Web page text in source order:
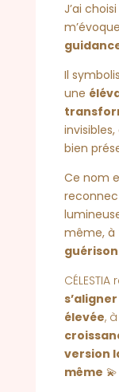
J’ai
Il
une
bien
Ce nom
même, à
élevée,
version
même 💫